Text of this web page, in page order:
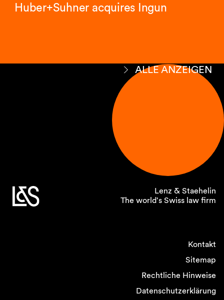
Huber+Suhner acquires Ingun
ALLE ANZEIGEN
Lenz & Staehelin
The world's Swiss law firm
Kontakt
Sitemap
Rechtliche Hinweise
Datenschutzerklärung